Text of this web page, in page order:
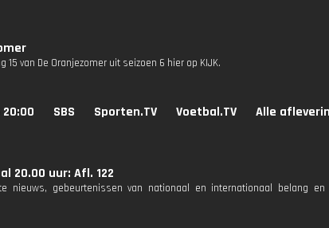
15 van De Oranjezomer uit seizoen 6 hier op KIJK.
SBS Sporten.TV Voetbal.TV Alle
20.00 uur: Afl. 122
nieuws, gebeurtenissen van nationaal en internationaal belang